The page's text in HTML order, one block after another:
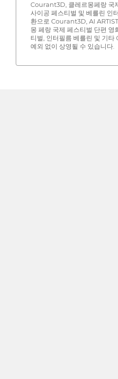
Courant3D, 클레르몽페랑 국
사이공 페스티벌 및 베를린 인
환으로 Courant3D, AI
몽 페랑 국제 페스티벌 단편 영
티벌, 인터필름 베를린 및 기
예외 없이 상영될 수 있습니다.